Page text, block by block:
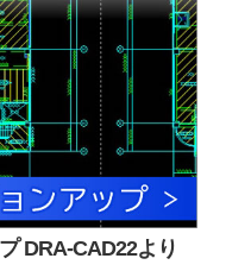
DRA-CAD22より